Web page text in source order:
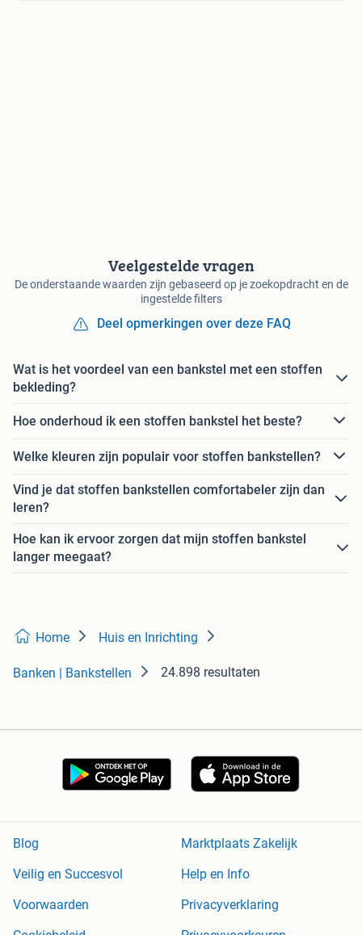
Veelgestelde vragen
De onderstaande waarden zijn gebaseerd op je zoekopdracht en de
ingestelde filters
Deel opmerkingen over deze FAQ
Wat is het voordeel van een bankstel met een stoffen
bekleding?
Hoe onderhoud ik een stoffen bankstel het beste?
Welke kleuren zijn populair voor stoffen bankstellen?
Vind je dat stoffen bankstellen comfortabeler zijn dan
leren?
Hoe kan ik ervoor zorgen dat mijn stoffen bankstel
langer meegaat?
Home Huis en Inrichting
Banken | Bankstellen 24.898 resultaten
Blog
Marktplaats Zakelijk
Veilig en Succesvol
Help en Info
Voorwaarden
Privacyverklaring